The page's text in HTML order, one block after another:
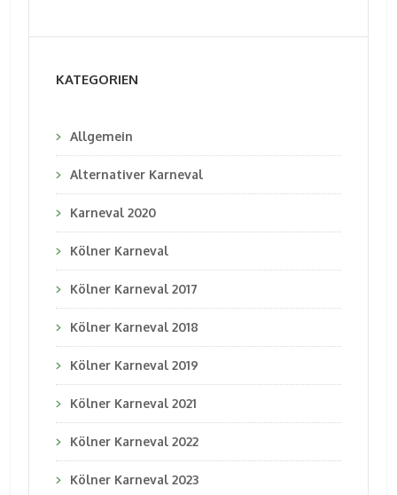
KATEGORIEN
Allgemein
Alternativer Karneval
Karneval 2020
Kölner Karneval
Kölner Karneval 2017
Kölner Karneval 2018
Kölner Karneval 2019
Kölner Karneval 2021
Kölner Karneval 2022
Kölner Karneval 2023